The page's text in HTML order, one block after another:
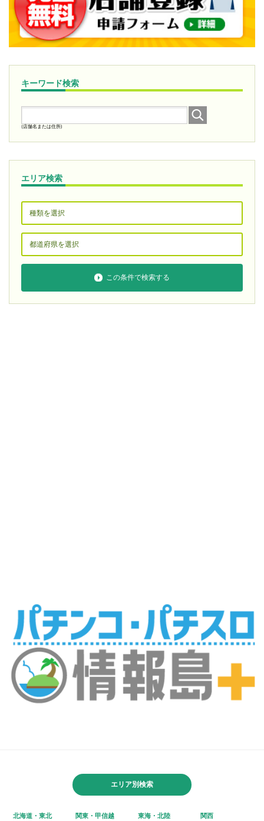
キーワード検索
(店舗名または住所)
エリア検索
この条件で検索する
エリア別検索
北海道・東北 関東・甲信越 東海・北陸 関西